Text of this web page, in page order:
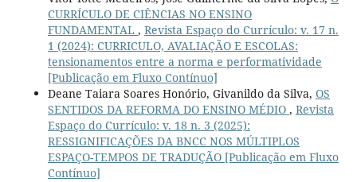
CURRÍCULO DE CIÊNCIAS NO ENSINO
FUNDAMENTAL , Revista Espaço do Currículo: v. 17 n.
1 (2024): CURRICULO, AVALIAÇÃO E ESCOLAS:
tensionamentos entre a norma e performatividade
[Publicação em Fluxo Contínuo]
Deane Taiara Soares Honório, Givanildo da Silva, OS
SENTIDOS DA REFORMA DO ENSINO MÉDIO , Revista
Espaço do Currículo: v. 18 n. 3 (2025):
RESSIGNIFICAÇÕES DA BNCC NOS MÚLTIPLOS
ESPAÇO-TEMPOS DE TRADUÇÃO [Publicação em Fluxo
Contínuo]